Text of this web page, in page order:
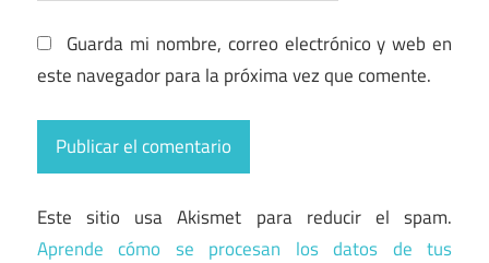
Guarda mi nombre, correo electrónico y web en
este navegador para la próxima vez que comente.
Este sitio usa Akismet para reducir el spam.
Aprende cómo se procesan los datos de tus